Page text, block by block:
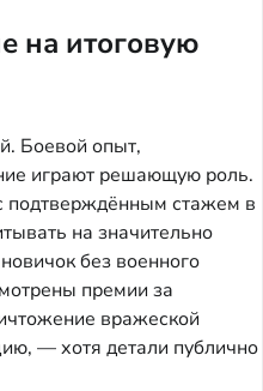
на итоговую
Боевой опыт,
играют решающую роль.
подтверждённым стажем в
на значительно
без военного
премии за
вражеской
— хотя детали публично